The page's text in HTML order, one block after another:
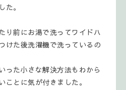
た。
り前にお湯で洗ってワイドハ
けた後洗濯機で洗っているの
った小さな解決方法もわから
ことに気が付きました。